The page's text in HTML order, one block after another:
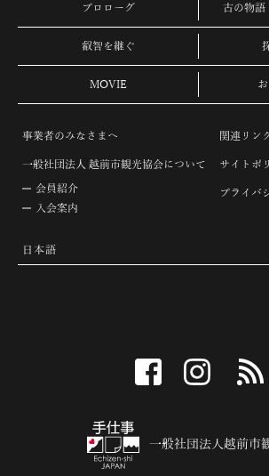
プロローグ 古の物語
叡智を継ぐ
MOVIE
事業者のみなさまへ
一般社団法人 越前市観光協会について
会員紹介
入会案内
関連リン
サイトポ
プライバ
facebook instagram
一般社団法人越前市